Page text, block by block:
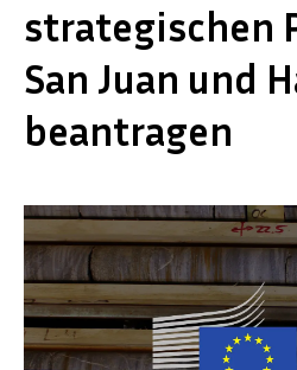
strategischen
San Juan und
beantragen